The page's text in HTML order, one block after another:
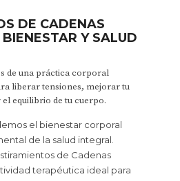
DE CADENAS
Y SALUD
de una práctica corporal
liberar tensiones, mejorar tu
equilibrio de tu cuerpo.
el bienestar corporal
de la salud integral.
de Cadenas
terapéutica ideal para